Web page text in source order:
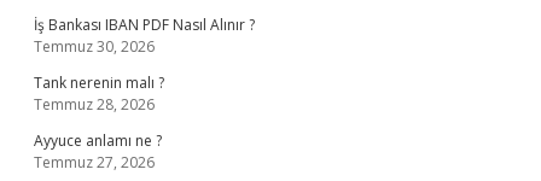
İş Bankası IBAN PDF Nasıl Alınır ?
Temmuz 30, 2026
Tank nerenin malı ?
Temmuz 28, 2026
Ayyuce anlamı ne ?
Temmuz 27, 2026